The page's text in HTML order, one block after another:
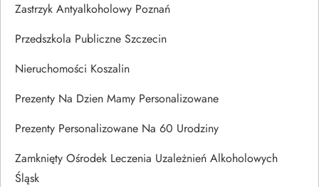
Zastrzyk Antyalkoholowy Poznań
Przedszkola Publiczne Szczecin
Nieruchomości Koszalin
Prezenty Na Dzien Mamy Personalizowane
Prezenty Personalizowane Na 60 Urodziny
Zamknięty Ośrodek Leczenia Uzależnień Alkoholowych
Śląsk